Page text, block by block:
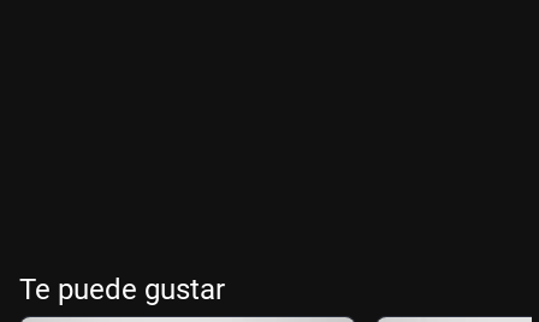
Te puede gustar